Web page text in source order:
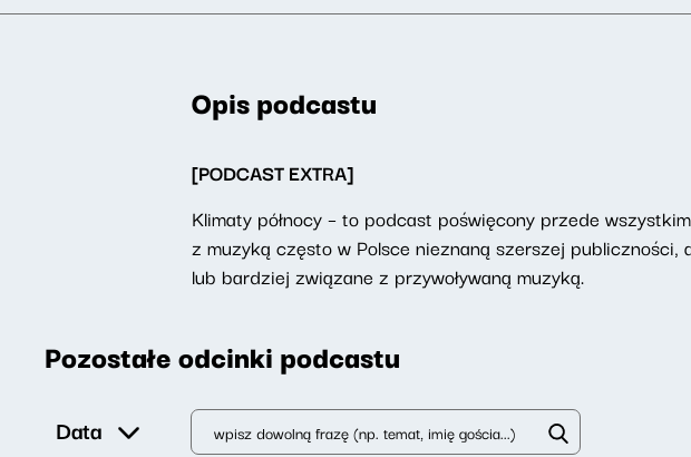
Opis podcastu
[PODCAST EXTRA]
Klimaty północy – to podcast poświęcony przede
z muzyką często w Polsce nieznaną szerszej
lub bardziej związane z przywoływaną muzyką.
Pozostałe odcinki podcastu
Data